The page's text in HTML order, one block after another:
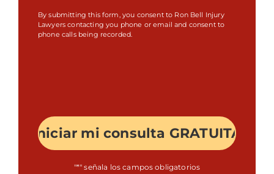
"*" señala los campos obligatorios
By submitting this form, you consent to Ron Bell Injury
Lawyers contacting you phone or email and consent to
phone calls being recorded.